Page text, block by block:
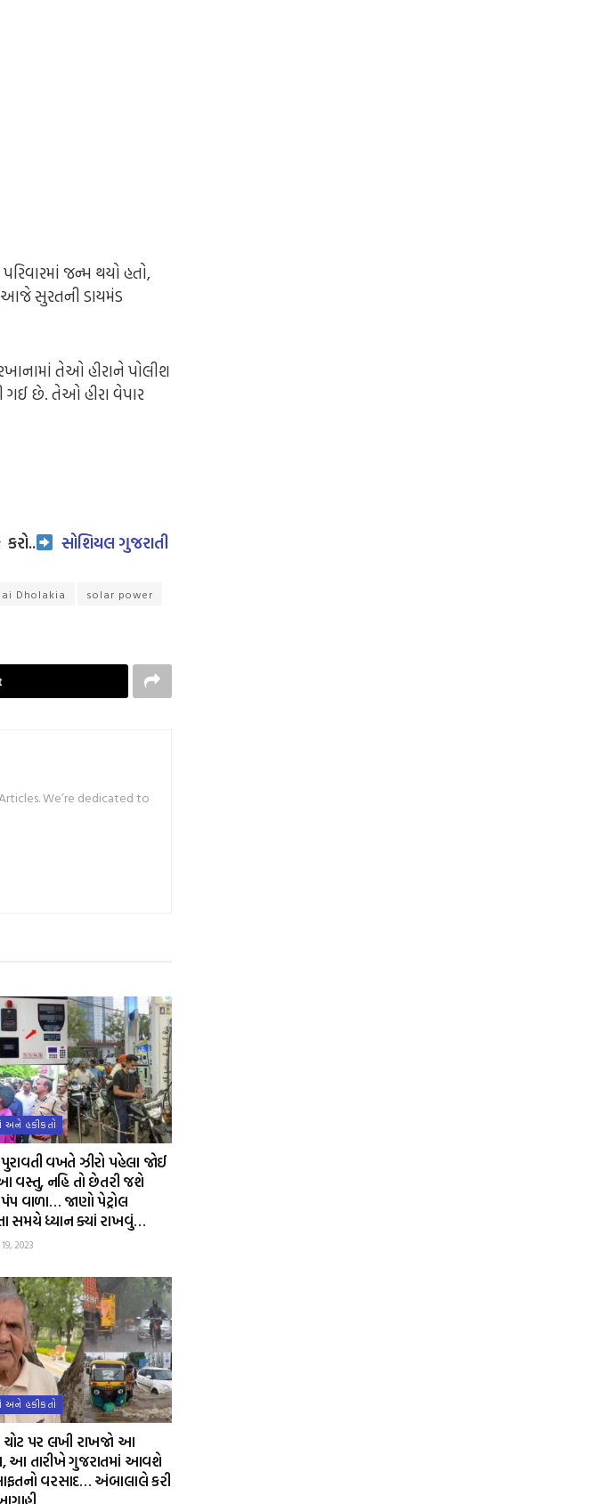
જન્મ થયો હતો,
આજે સુરતની ડાયમંડ
તેઓ હીરાને પોલીશ
ગઈ છે. તેઓ હીરા વેપાર
કરો.. સોશિયલ ગુજરાતી
Dholakia
solar power
We’re dedicated to
અને હકીકતો
પુરાવતી વખતે ઝીરો પહેલા જોઈ
વસ્તુ, નહિ તો છેતરી જશે
પંપ વાળા… જાણો પેટ્રોલ
સમયે ધ્યાન ક્યાં રાખવું…
2023
અને હકીકતો
ચોટ પર લખી રાખજો આ
આ તારીખે ગુજરાતમાં આવશે
વરસાદ… અંબાલાલે કરી